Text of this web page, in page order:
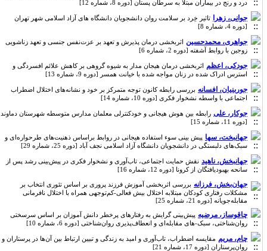
درد و رنج در بیماران مبتلا به سرطان پستان [دوره 8، شماره 12]
جوانی، زهرا تاثیر خِرد بر سلامت روان دانشجویان دانشگاه های آزاد اسلامی شهر تهران
[دوره 4، شماره 8]
جواهری، محمدحسین اثربخشی درمان پذیرش و تعهد بر عزت‌نفس جنسی و تعهد زناشویی
زوجین با روابط آشفته [دوره 2، شماره 6]
جودکی، اعظم اثربخشی درمان هیجان مدار به شیوه گروهی بر کاهش علائم افسردگی و
استرس ادراک شده در زنان مواجه شده با خیانت همسر [دوره 9، شماره 13]
جوربنیان، افسانه بررسی رابطه کانون توجه متمرکز بر خود و نشانه‌های اختلال اضطراب
اجتماعی با واسطه نشخوار فکری [دوره 10، شماره 14]
جوکار، علی رابطه بین هوش هیجانی و خودکنترلی معلمان مدارس متوسطه شهرستان دماوند
[دوره 11، شماره 15]
جهانبخت، سها پیش بینی سوء استفاده هیجانی در روابط براساس ذهنیت‌های طرحواره‌ای و
سبک‌های دلبستگی در دانشجویان دانشگاه آزاد اسلامی نجف آباد [دوره 25، شماره 29]
جهانبخش، ناهید نقش حمایت اجتماعی، تاب‌آوری و نشخوار فکری در پیش‌بینی رشد پس از
سانحه بهبودیافتگان از کرونا [دوره 12، شماره 16]
جهان‌بخش، فرزانه بررسی اثربخشی آموزش فرزند پروری بر اساس تئوری انتخاب بر
مشکلات رفتاری کودکان مبتلابه اختلال بیش فعالی-کم‌توجهی همراه با اختلال نافرمانی
مقابله‌جویانه [دوره 21، شماره 25]
چاقوساز، مرضیه پیش‌بینی گرایش به رفتارهای پرخطر دانش آموزان بر اساس سرسختی
روان‌شناختی، سبک-های مقابله‌ای و انعطاف‌پذیری روان‌شناختی [دوره 6، شماره 10]
چام، مریم مقایسه اضطراب، تاب‌آوری و امید به زندگی و تبیین ارتباط بین آن‌ها در پرستاران و
روان‌پرستاران [دوره 17، شماره 21]